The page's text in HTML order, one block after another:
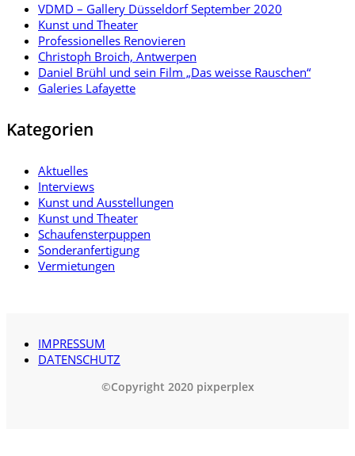
VDMD – Gallery Düsseldorf September 2020
Kunst und Theater
Professionelles Renovieren
Christoph Broich, Antwerpen
Daniel Brühl und sein Film „Das weisse Rauschen“
Galeries Lafayette
Kategorien
Aktuelles
Interviews
Kunst und Ausstellungen
Kunst und Theater
Schaufensterpuppen
Sonderanfertigung
Vermietungen
IMPRESSUM
DATENSCHUTZ
©Copyright 2020 pixperplex